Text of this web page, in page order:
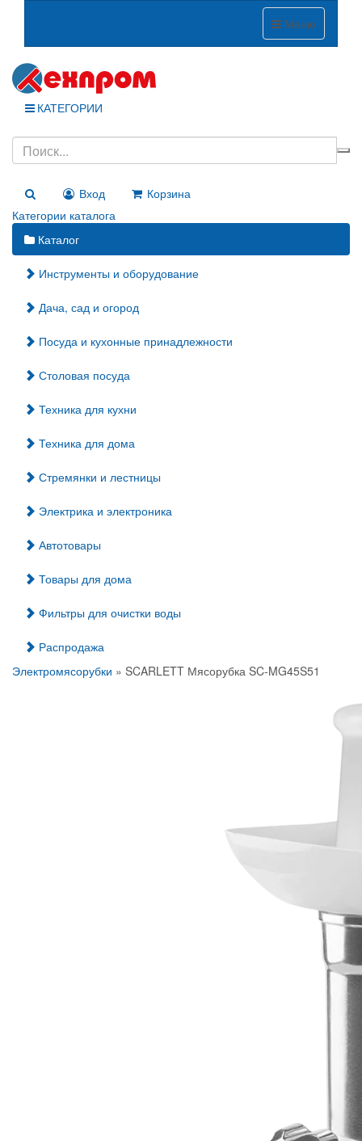
Меню
КАТЕГОРИИ
Вход
Корзина
Категории каталога
Каталог
Инструменты и оборудование
Дача, сад и огород
Посуда и кухонные принадлежности
Столовая посуда
Техника для кухни
Техника для дома
Стремянки и лестницы
Электрика и электроника
Автотовары
Товары для дома
Фильтры для очистки воды
Распродажа
Электромясорубки » SCARLETT Мясорубка SC-MG45S51